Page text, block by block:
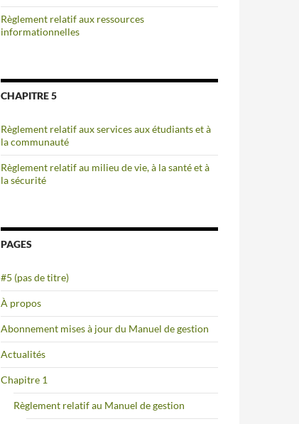
Règlement relatif aux ressources
informationnelles
CHAPITRE 5
Règlement relatif aux services aux étudiants et à
la communauté
Règlement relatif au milieu de vie, à la santé et à
la sécurité
PAGES
#5 (pas de titre)
À propos
Abonnement mises à jour du Manuel de gestion
Actualités
Chapitre 1
Règlement relatif au Manuel de gestion